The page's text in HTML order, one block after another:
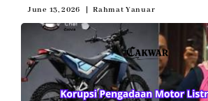
June 13, 2026 Rahmat Yanuar